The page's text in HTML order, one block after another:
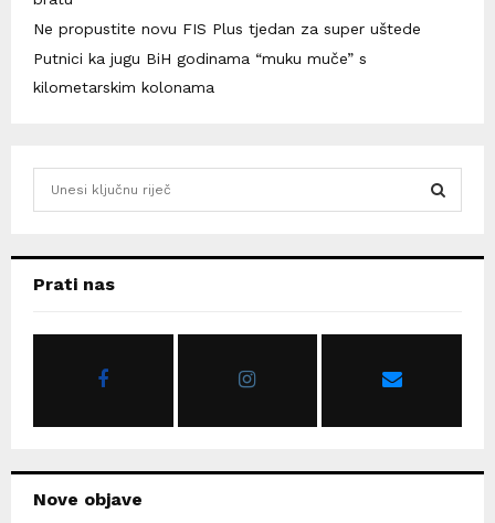
Ne propustite novu FIS Plus tjedan za super uštede
Putnici ka jugu BiH godinama “muku muče” s
kilometarskim kolonama
hPrati nas
Nove objave